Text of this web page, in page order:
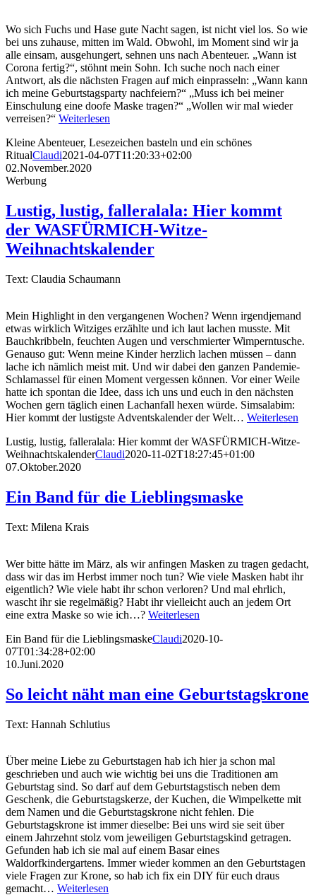
Wo sich Fuchs und Hase gute Nacht sagen, ist nicht viel los. So wie
bei uns zuhause, mitten im Wald. Obwohl, im Moment sind wir ja
alle einsam, ausgehungert, sehnen uns nach Abenteuer. „Wann ist
Corona fertig?“, stöhnt mein Sohn. Ich suche noch nach einer
Antwort, als die nächsten Fragen auf mich einprasseln: „Wann kann
ich meine Geburtstagsparty nachfeiern?“ „Muss ich bei meiner
Einschulung eine doofe Maske tragen?“ „Wollen wir mal wieder
verreisen?“ Weiterlesen
Kleine Abenteuer, Lesezeichen basteln und ein schönes
RitualClaudi2021-04-07T11:20:33+02:00
02.November.2020
Werbung
Lustig, lustig, falleralala: Hier kommt
der WASFÜRMICH-Witze-
Weihnachtskalender
Text: Claudia Schaumann
Mein Highlight in den vergangenen Wochen? Wenn irgendjemand
etwas wirklich Witziges erzählte und ich laut lachen musste. Mit
Bauchkribbeln, feuchten Augen und verschmierter Wimperntusche.
Genauso gut: Wenn meine Kinder herzlich lachen müssen – dann
lache ich nämlich meist mit. Und wir dabei den ganzen Pandemie-
Schlamassel für einen Moment vergessen können. Vor einer Weile
hatte ich spontan die Idee, dass ich uns und euch in den nächsten
Wochen gern täglich einen Lachanfall hexen würde. Simsalabim:
Hier kommt der lustigste Adventskalender der Welt… Weiterlesen
Lustig, lustig, falleralala: Hier kommt der WASFÜRMICH-Witze-
WeihnachtskalenderClaudi2020-11-02T18:27:45+01:00
07.Oktober.2020
Ein Band für die Lieblingsmaske
Text: Milena Krais
Wer bitte hätte im März, als wir anfingen Masken zu tragen gedacht,
dass wir das im Herbst immer noch tun? Wie viele Masken habt ihr
eigentlich? Wie viele habt ihr schon verloren? Und mal ehrlich,
wascht ihr sie regelmäßig? Habt ihr vielleicht auch an jedem Ort
eine extra Maske so wie ich…? Weiterlesen
Ein Band für die LieblingsmaskeClaudi2020-10-
07T01:34:28+02:00
10.Juni.2020
So leicht näht man eine Geburtstagskrone
Text: Hannah Schlutius
Über meine Liebe zu Geburtstagen hab ich hier ja schon mal
geschrieben und auch wie wichtig bei uns die Traditionen am
Geburtstag sind. So darf auf dem Geburtstagstisch neben dem
Geschenk, die Geburtstagskerze, der Kuchen, die Wimpelkette mit
dem Namen und die Geburtstagskrone nicht fehlen. Die
Geburtstagskrone ist immer dieselbe: Bei uns wird sie seit über
einem Jahrzehnt stolz vom jeweiligen Geburtstagskind getragen.
Gefunden hab ich sie mal auf einem Basar eines
Waldorfkindergartens. Immer wieder kommen an den Geburtstagen
viele Fragen zur Krone, so hab ich fix ein DIY für euch draus
gemacht… Weiterlesen